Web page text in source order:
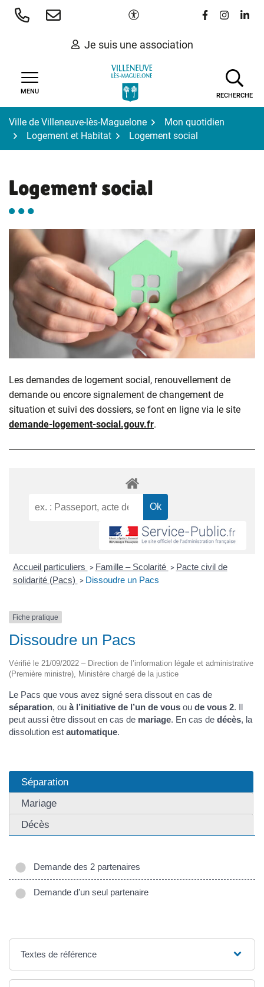
Aller
Paramètres d'accessibilité
Lien vers le
Lien vers
Lien
Je suis une association
MENU
RECHERCHE
Ville de Villeneuve-lès-Maguelone
Mon quotidien
Logement et Habitat
Logement social
Logement social
Les demandes de logement social, renouvellement de
demande ou encore signalement de changement de
situation et suivi des dossiers, se font en ligne via le site
demande-logement-social.gouv.fr.
Accueil particuliers > Famille – Scolarité > Pacte civil de
solidarité (Pacs) > Dissoudre un Pacs
Fiche pratique
Dissoudre un Pacs
Vérifié le 21/09/2022 – Direction de l’information légale et administrative
(Première ministre), Ministère chargé de la justice
Le Pacs que vous avez signé sera dissout en cas de
séparation, ou à l’initiative de l’un de vous ou de vous 2. Il
peut aussi être dissout en cas de mariage. En cas de décès, la
dissolution est automatique.
Séparation
Mariage
Décès
Demande des 2 partenaires
Demande d’un seul partenaire
Textes de référence